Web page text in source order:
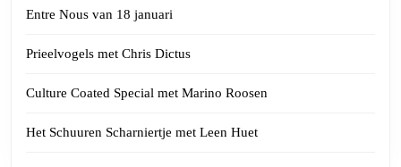
Entre Nous van 18 januari
Prieelvogels met Chris Dictus
Culture Coated Special met Marino Roosen
Het Schuuren Scharniertje met Leen Huet